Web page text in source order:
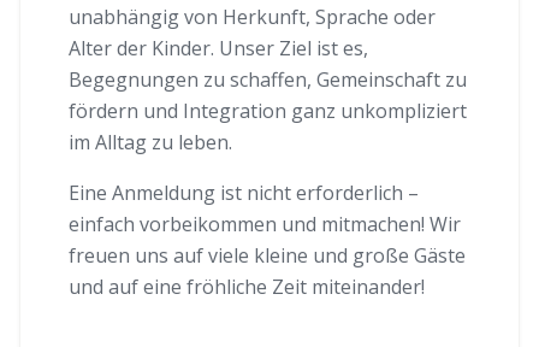
unabhängig von Herkunft, Sprache oder
Alter der Kinder. Unser Ziel ist es,
Begegnungen zu schaffen, Gemeinschaft zu
fördern und Integration ganz unkompliziert
im Alltag zu leben.
Eine Anmeldung ist nicht erforderlich –
einfach vorbeikommen und mitmachen! Wir
freuen uns auf viele kleine und große Gäste
und auf eine fröhliche Zeit miteinander!